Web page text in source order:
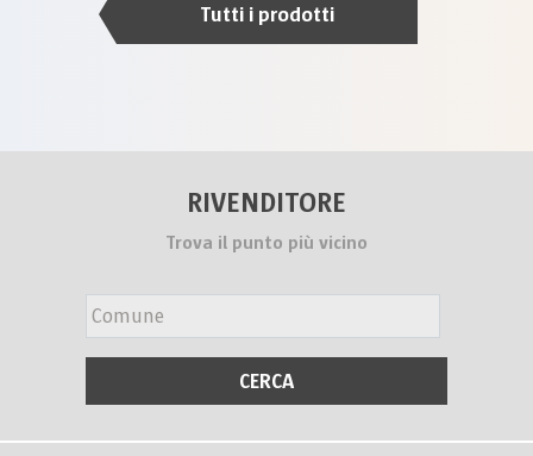
Tutti i prodotti
RIVENDITORE
Trova il punto più vicino